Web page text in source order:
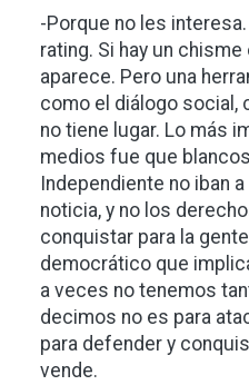
-Porque no les
rating. Si hay un
aparece. Pero una
como el diálogo social,
no tiene lugar. Lo más
medios fue que
Independiente no iban
noticia, y no los
conquistar para la
democrático que
a veces no tenemos
decimos no es para
para defender y
vende.